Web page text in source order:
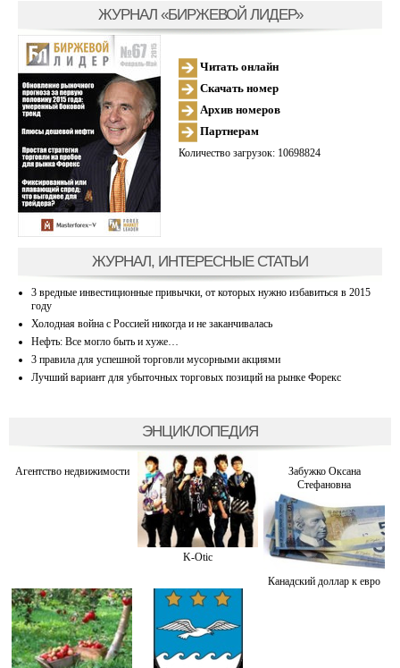
ЖУРНАЛ «БИРЖЕВОЙ ЛИДЕР»
Читать онлайн
Скачать номер
Архив номеров
Партнерам
Количество загрузок: 10698824
ЖУРНАЛ, ИНТЕРЕСНЫЕ СТАТЬИ
3 вредные инвестиционные привычки, от которых нужно избавиться в 2015
году
Холодная война с Россией никогда и не заканчивалась
Нефть: Все могло быть и хуже…
3 правила для успешной торговли мусорными акциями
Лучший вариант для убыточных торговых позиций на рынке Форекс
ЭНЦИКЛОПЕДИЯ
Агентство недвижимости
K-Otiс
Забужко Оксана
Стефановна
Канадский доллар к евро